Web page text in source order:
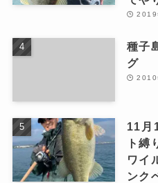
2019
種子
グ
2010
11月
ト縛
ワイ
ンク